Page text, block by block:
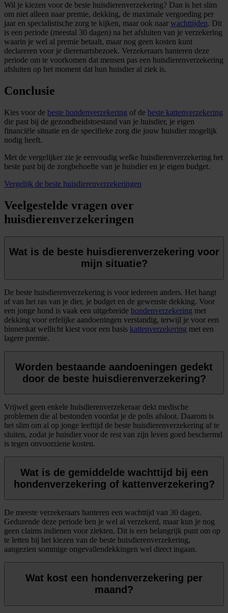
Wil je kiezen voor de beste huisdierenverzekering? Dan is het slim
om niet alleen naar premie, dekking, de maximale vergoeding per
jaar en specialistische zorg te kijken, maar ook naar wachttijden. Dit
is een periode (meestal 30 dagen) na het afsluiten van je verzekering
waarin je wel al premie betaalt, maar nog geen kosten kunt
declareren voor je dierenartsbezoek. Verzekeraars hanteren deze
periode om te voorkomen dat mensen pas een huisdierenverzekering
afsluiten op het moment dat hun huisdier al ziek is.
Conclusie
Kies voor de beste hondenverzekering of de beste kattenverzekering
die past bij de gezondheidstoestand van je huisdier, je eigen
financiële situatie en de specifieke zorg die jouw huisdier mogelijk
nodig heeft.
Met de vergelijker zie je eenvoudig welke huisdierenverzekering het
beste past bij de zorgbehoefte van je huisdier en je eigen budget.
Vergelijk de beste huisdierenverzekeringen
Veelgestelde vragen over
huisdierenverzekeringen
Wat is de beste huisdierenverzekering voor
mijn situatie?
De beste huisdierenverzekering is voor iedereen anders. Het hangt
af van het ras van je dier, je budget en de gewenste dekking. Voor
een jonge hond is vaak een uitgebreide hondenverzekering met
dekking voor erfelijke aandoeningen verstandig, terwijl je voor een
binnenkat wellicht kiest voor een basis kattenverzekering met een
lagere premie.
Worden bestaande aandoeningen gedekt
door de beste huisdierenverzekering?
Vrijwel geen enkele huisdierenverzekeraar dekt medische
problemen die al bestonden voordat je de polis afsloot. Daarom is
het slim om al op jonge leeftijd de beste huisdierenverzekering af te
sluiten, zodat je huisdier voor de rest van zijn leven goed beschermd
is tegen onvoorziene kosten.
Wat is de gemiddelde wachttijd bij een
hondenverzekering of kattenverzekering?
De meeste verzekeraars hanteren een wachttijd van 30 dagen.
Gedurende deze periode ben je wel al verzekerd, maar kun je nog
geen claims indienen voor ziekten. Dit is een belangrijk punt om op
te letten bij het kiezen van de beste huisdierenverzekering,
aangezien sommige ongevallendekkingen wel direct ingaan.
Wat kost een hondenverzekering per
maand?